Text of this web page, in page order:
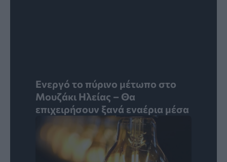
Ενεργό το πύρινο μέτωπο στο
Μουζάκι Ηλείας – Θα
επιχειρήσουν ξανά εναέρια μέσα